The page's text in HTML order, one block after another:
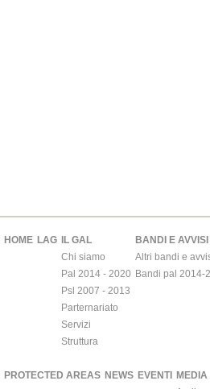
HOME LAG
IL GAL
Chi siamo
Pal 2014 - 2020
Psl 2007 - 2013
Parternariato
Servizi
Struttura
BANDI E AVVISI
Altri bandi e
Bandi pal 2014-
PROTECTED AREAS NEWS EVENTI
MEDIA